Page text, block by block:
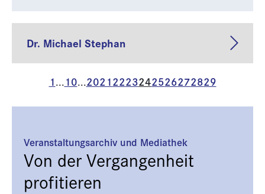
Dr. Michael Stephan
1...10...20212223242526272829
Veranstaltungsarchiv und Mediathek
Von der Vergangenheit
profitieren